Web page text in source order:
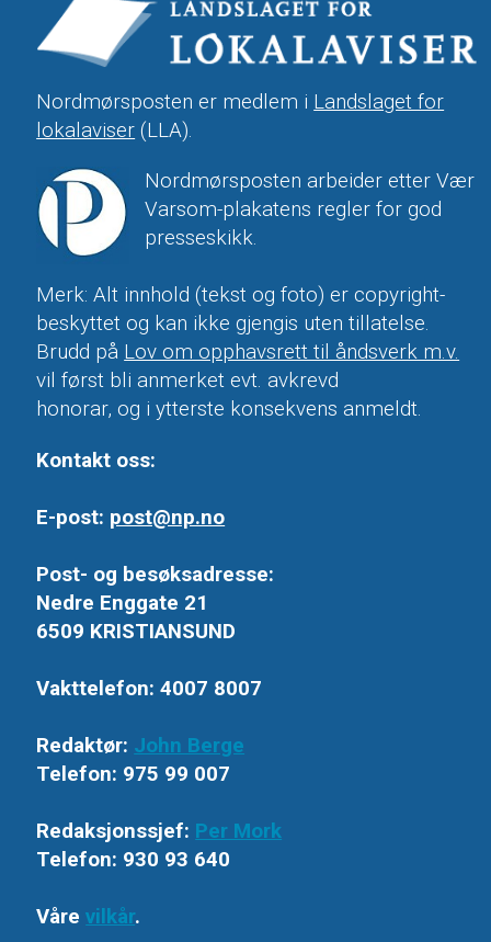
Nordmørsposten er medlem i Landslaget for
lokalaviser (LLA).
Nordmørsposten arbeider etter Vær
Varsom-plakatens regler for god
presseskikk.
Merk: Alt innhold (tekst og foto) er copyright-
beskyttet og kan ikke gjengis uten tillatelse.
Brudd på Lov om opphavsrett til åndsverk m.v.
vil først bli anmerket evt. avkrevd
honorar, og i ytterste konsekvens anmeldt.
Kontakt oss:
E-post: post@np.no
Post- og besøksadresse:
Nedre Enggate 21
6509 KRISTIANSUND
Vakttelefon: 4007 8007
Redaktør: John Berge
Telefon: 975 99 007
Redaksjonssjef: Per Mork
Telefon: 930 93 640
Vårevilkår.